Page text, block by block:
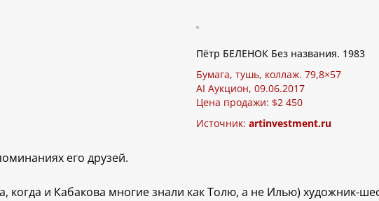
Пётр БЕЛЕНОК Без названия. 1983
Бумага, тушь, коллаж. 79,8×57
AI Аукцион, 09.06.2017
Цена продажи: $2 450
Источник: artinvestment.ru
его друзей.
когда и Кабакова многие знали как Толю, а не Илью) художник-